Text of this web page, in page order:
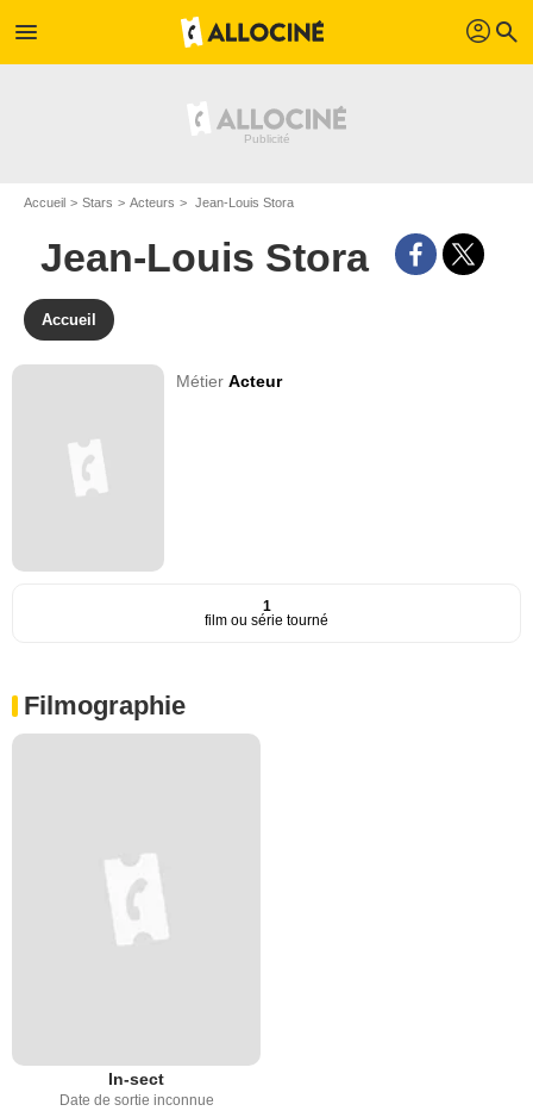
menu profil search
Accueil Stars Acteurs Jean-Louis Stora
Jean-Louis Stora
Accueil
MétierActeur
1
film ou série tourné
Filmographie
In-sect
Date de sortie inconnue